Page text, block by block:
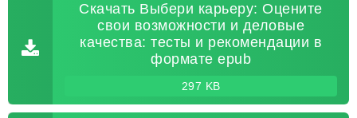
Скачать Выбери карьеру: Оцените
свои возможности и деловые
качества: тесты и рекомендации в
формате epub
297 KB